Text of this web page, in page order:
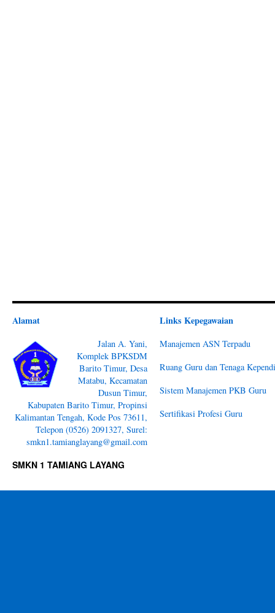
Alamat
Jalan A. Yani,
Komplek BPKSDM
Barito Timur, Desa
Matabu, Kecamatan
Dusun Timur,
Kabupaten Barito Timur, Propinsi
Kalimantan Tengah, Kode Pos 73611,
Telepon (0526) 2091327, Surel:
smkn1.tamianglayang@gmail.com
Links Kepegawaian
Manajemen ASN Terpadu
Ruang Guru dan Tenaga
Sistem Manajemen PKB Guru
Sertifikasi Profesi Guru
SMKN 1 TAMIANG LAYANG